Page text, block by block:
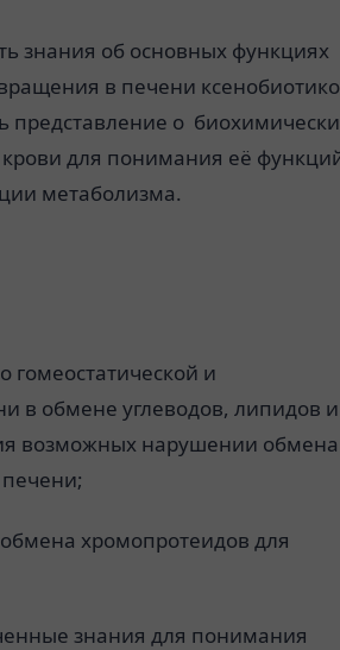
знания об основных функциях
в печени
представление о
для понимания её
метаболизма.
гомеостатической и
в обмене углеводов, липидов и
возможных нарушении обмена
хромопротеидов для
знания для понимания